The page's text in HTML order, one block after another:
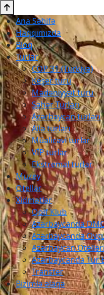
Ana Səhifə
Haqqımızda
Bloq
Turlar
COP 31 (Türkiyə)
Keşer turu
Mədəniyyət turu
Şəhər Turları
Azərbaycan turları
Ailə turları
Müalicəvi turlar
VİP turlar
Ekstremal turlar
Muzey
Otellər
Xidmətlər
Qolf Klub
Azərbaycanda
Azərbaycanda
Azərbaycan
Azərbaycanda Tur
Transfer
Bizimlə əlaqə